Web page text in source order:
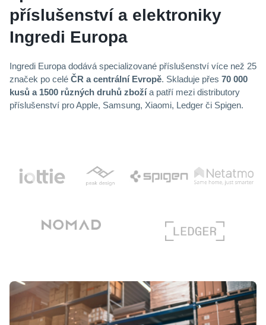
příslušenství a elektroniky
Ingredi Europa
Ingredi Europa dodává specializované příslušenství více než 25
značek po celé ČR a centrální Evropě. Skladuje přes 70 000
kusů a 1500 různých druhů zbožía patří mezi distributory
příslušenství pro Apple, Samsung, Xiaomi, Ledger či Spigen.